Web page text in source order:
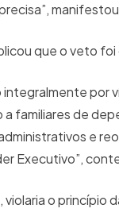
que o veto
por
familiares de
e
Executivo”,
o